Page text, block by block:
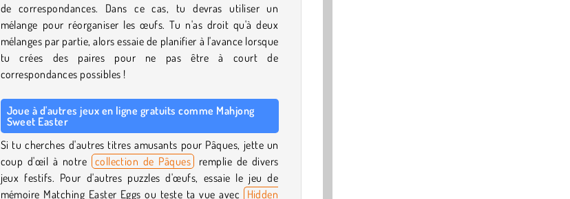
de correspondances. Dans ce cas, tu devras utiliser un
mélange pour réorganiser les œufs. Tu n'as droit qu'à deux
mélanges par partie, alors essaie de planifier à l'avance lorsque
tu crées des paires pour ne pas être à court de
correspondances possibles !
Joue à d'autres jeux en ligne gratuits comme Mahjong
Sweet Easter
Si tu cherches d'autres titres amusants pour Pâques, jette un
coup d'œil à notre collection de Pâques
remplie de divers
jeux festifs. Pour d'autres puzzles d'œufs, essaie le jeu de
mémoire Matching Easter Eggs ou teste ta vue avec
Hidden